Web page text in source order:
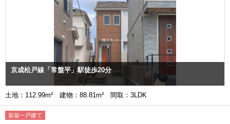
京成松戸線「常盤平」駅徒歩20分
土地：112.99m² 建物：88.81m² 間取：3LDK
新築一戸建て